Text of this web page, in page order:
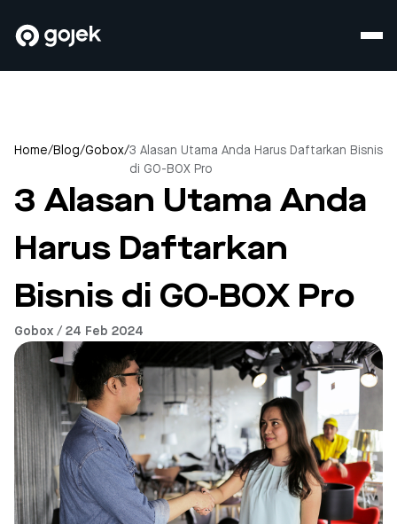
Home/Blog/Gobox/3 Alasan Utama Anda Harus Daftarkan Bisnis
di GO-BOX Pro
3 Alasan Utama Anda
Harus Daftarkan
Bisnis di GO-BOX Pro
Gobox / 24 Feb 2024